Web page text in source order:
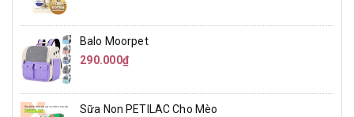
Balo Moorpet
290.000₫
Sữa Non PETILAC Cho Mèo